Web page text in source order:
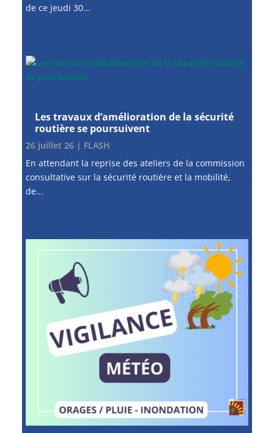
de ce jeudi 30...
Les travaux d’amélioration de la sécurité
routière se poursuivent
26 juillet 26| FLASH
En attendant la reprise des ateliers de la commission
consultative sur la sécurité routière et la mobilité,
de...